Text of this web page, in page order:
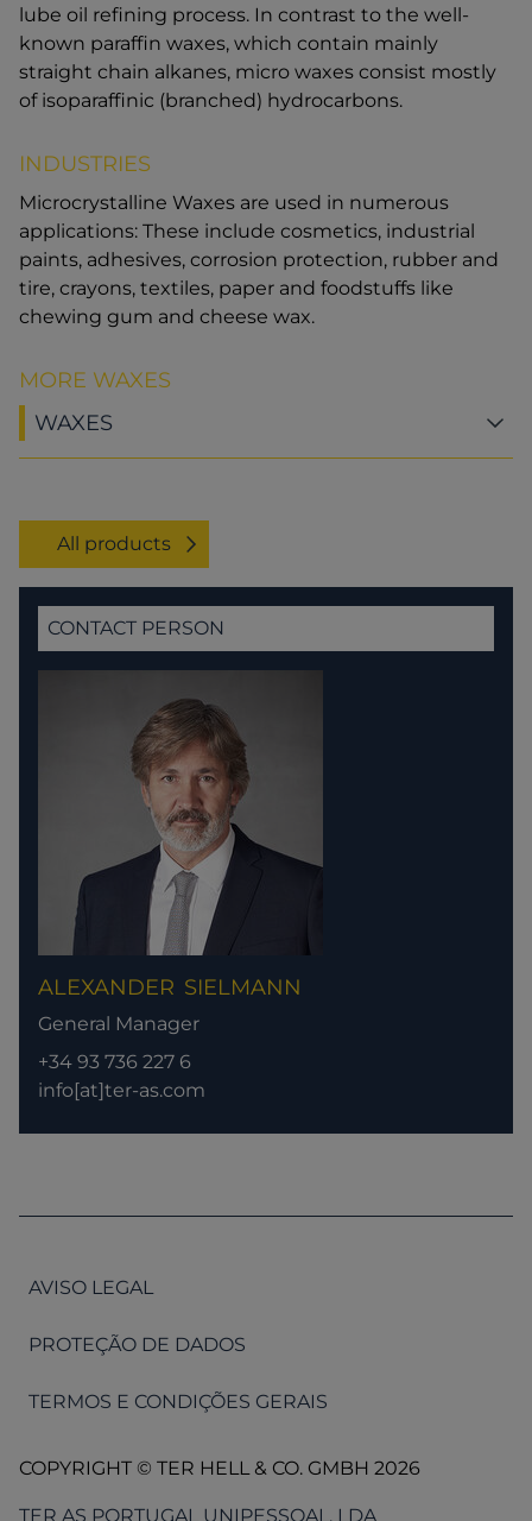
lube oil refining process. In contrast to the well-
known paraffin waxes, which contain mainly
straight chain alkanes, micro waxes consist mostly
of isoparaffinic (branched) hydrocarbons.
INDUSTRIES
Microcrystalline Waxes are used in numerous
applications: These include cosmetics, industrial
paints, adhesives, corrosion protection, rubber and
tire, crayons, textiles, paper and foodstuffs like
chewing gum and cheese wax.
MORE WAXES
WAXES
All products
CONTACT PERSON
ALEXANDER SIELMANN
General Manager
+34 93 736 227 6
info[at]ter-as.com
AVISO LEGAL
PROTEÇÃO DE DADOS
TERMOS E CONDIÇÕES GERAIS
COPYRIGHT © TER HELL & CO. GMBH 2026
TER AS PORTUGAL UNIPESSOAL, LDA